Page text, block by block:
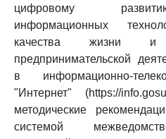
цифровому
информационных
качества жизни и
предпринимательской
в информационно-
"Интернет" (https://
методические
системой